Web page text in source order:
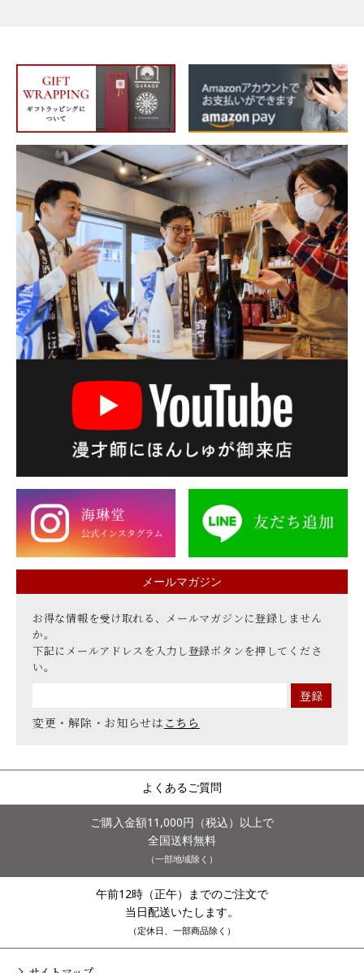
メールマガジン
お得な情報を受け取れる、メールマガジンに登録しません
か。
下記にメールアドレスを入力し登録ボタンを押してくださ
い。
変更・解除・お知らせは こちら
よくあるご質問
ご購入金額11,000円（税込）以上で
全国送料無料
（一部地域除く）
午前12時（正午）までのご注文で
当日配送いたします。
（定休日、一部商品除く）